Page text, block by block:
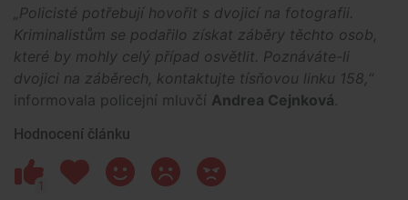
„Policisté potřebují hovořit s dvojicí na fotografii.
Kriminalistům se podařilo získat záběry těchto osob,
které by mohly celý případ osvětlit. Poznáváte-li
dvojici na záběrech, kontaktujte tísňovou linku 158,“
informovala policejní mluvčí Andrea Cejnková.
Hodnocení článku
1